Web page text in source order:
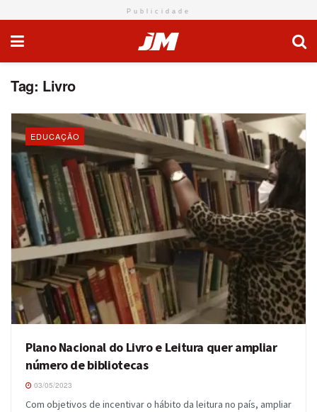
Publicidade
Tag: Livro
EDUCAÇÃO
Plano Nacional do Livro e Leitura quer ampliar
número de bibliotecas
03/05/2023
Com objetivos de incentivar o hábito da leitura no país, ampliar